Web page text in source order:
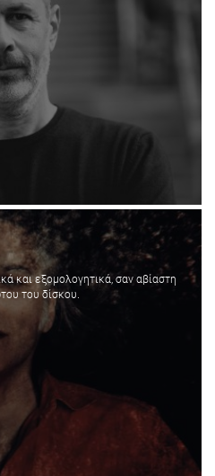
και εξομολογητικά, σαν αβίαστη
του δίσκου.